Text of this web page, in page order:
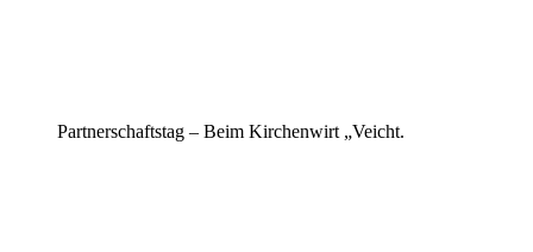
Partnerschaftstag – Beim Kirchenwirt „Veicht.